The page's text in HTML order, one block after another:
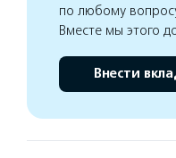
по любому
Вместе мы этого
Внести